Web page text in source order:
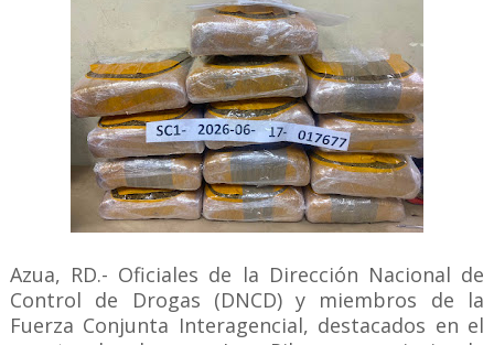
Azua, RD.- Oficiales de la Dirección Nacional de
Control de Drogas (DNCD) y miembros de la
Fuerza Conjunta Interagencial, destacados en el